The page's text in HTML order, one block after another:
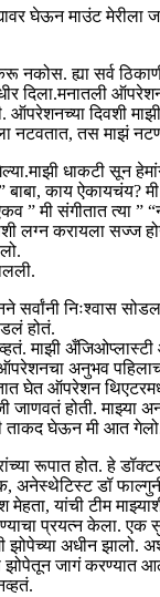
घेऊन माउंट
नकोस. ह्या सर्व
धीर दिला.मनातली
ऑपरेशनच्या दिवशी
नटवतात, तस माझं
धाकटी सून
काय ऐकायचंय? मी
” मी संगीतात त्या ”
लग्न करायला सज्ज
निःश्वास
होतं.
माझी
अनुभव
घेत ऑपरेशन
होती. माझ्या
ताकद घेऊन मी आत
रूपात होत. हे
अनेस्थेटिस्ट डॉ
मेहता, यांची टीम
प्रयत्न केला. एक
अधीन झालो.
झोपेतून जागं करण्यात